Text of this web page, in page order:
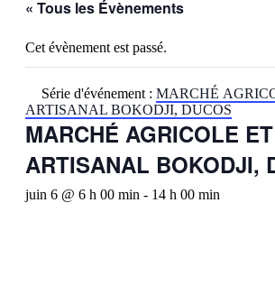
« Tous les Évènements
Cet évènement est passé.
Série d'événement : MARCHÉ
ARTISANAL BOKODJI, DUCOS
MARCHÉ AGRICOLE ET
ARTISANAL BOKODJI,
juin 6 @ 6 h 00 min - 14 h 00 min